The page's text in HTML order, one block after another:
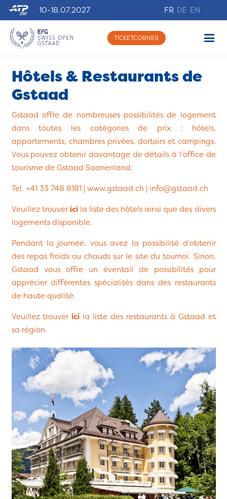
10-18.07.2027 FR DE EN
TICKETCORNER
Hôtels & Restaurants de
Gstaad
Gstaad offre de nombreuses possibilités de logement
dans toutes les catégories de prix : hôtels,
appartements, chambres privées, dortoirs et campings.
Vous pouvez obtenir davantage de détails à l’office de
tourisme de Gstaad Saanenland:
Tel. +41 33 748 8181 | www.gstaad.ch | info@gstaad.ch
Veuillez trouvericila liste des hôtels ainsi que des divers
logements disponible.
Pendant la journée, vous avez la possibilité d’obtenir
des repas froids ou chauds sur le site du tournoi. Sinon,
Gstaad vous offre un éventail de possibilités pour
apprécier différentes spécialités dans des restaurants
de haute qualité.
Veuillez trouverici la liste des restaurants à Gstaad et
sa région.